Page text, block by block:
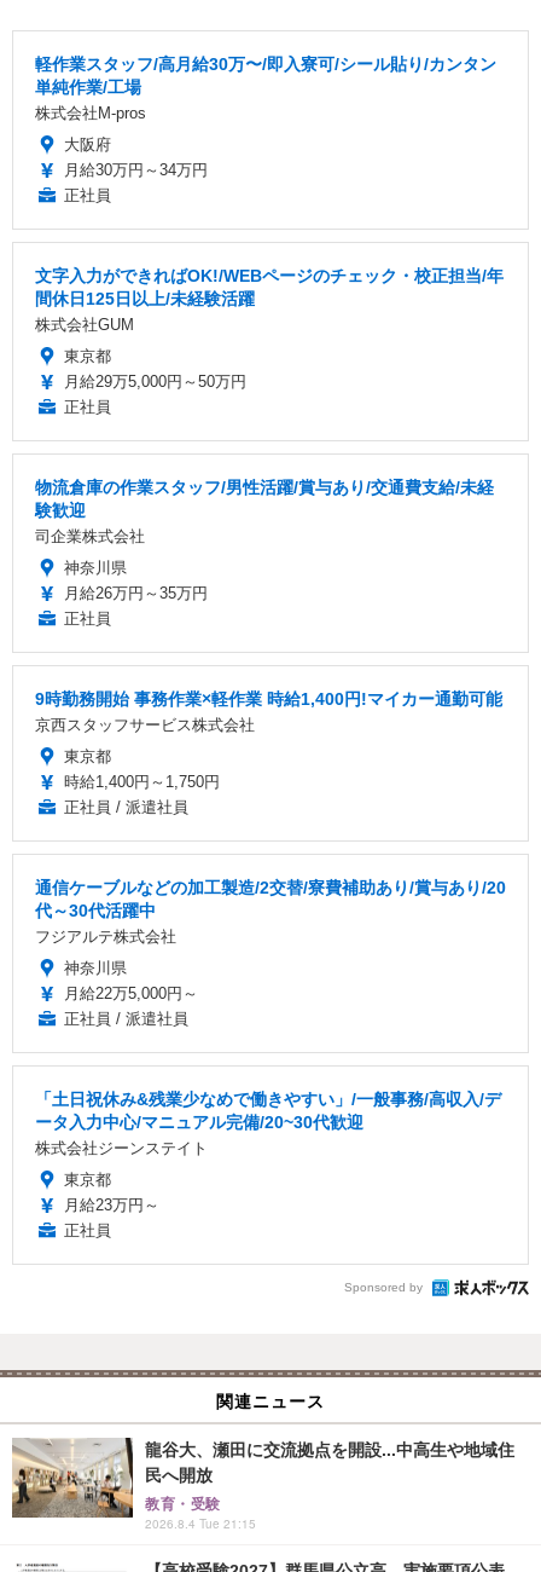
軽作業スタッフ/高月給30万〜/即入寮可/シール貼り/カンタン
単純作業/工場
株式会社M-pros
大阪府
月給30万円～34万円
正社員
文字入力ができればOK!/WEBページのチェック・校正担当/年
間休日125日以上/未経験活躍
株式会社GUM
東京都
月給29万5,000円～50万円
正社員
物流倉庫の作業スタッフ/男性活躍/賞与あり/交通費支給/未経
験歓迎
司企業株式会社
神奈川県
月給26万円～35万円
正社員
9時勤務開始 事務作業×軽作業 時給1,400円!マイカー通勤可能
京西スタッフサービス株式会社
東京都
時給1,400円～1,750円
正社員 / 派遣社員
通信ケーブルなどの加工製造/2交替/寮費補助あり/賞与あり/20
代～30代活躍中
フジアルテ株式会社
神奈川県
月給22万5,000円～
正社員 / 派遣社員
「土日祝休み&残業少なめで働きやすい」/一般事務/高収入/デ
ータ入力中心/マニュアル完備/20~30代歓迎
株式会社ジーンステイト
東京都
月給23万円～
正社員
Sponsored by
関連ニュース
龍谷大、瀬田に交流拠点を開設...中高生や地域住
民へ開放
教育・受験
2026.8.4 Tue 21:15